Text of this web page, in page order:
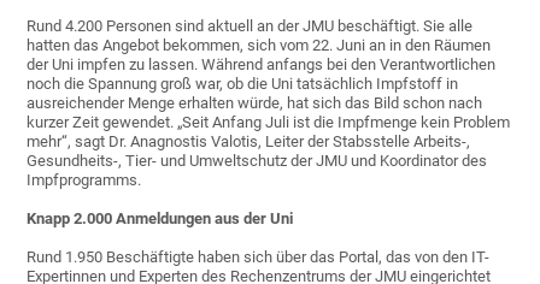
Rund 4.200 Personen sind aktuell an der JMU beschäftigt. Sie alle
hatten das Angebot bekommen, sich vom 22. Juni an in den Räumen
der Uni impfen zu lassen. Während anfangs bei den Verantwortlichen
noch die Spannung groß war, ob die Uni tatsächlich Impfstoff in
ausreichender Menge erhalten würde, hat sich das Bild schon nach
kurzer Zeit gewendet. „Seit Anfang Juli ist die Impfmenge kein Problem
mehr“, sagt Dr. Anagnostis Valotis, Leiter der Stabsstelle Arbeits-,
Gesundheits-, Tier- und Umweltschutz der JMU und Koordinator des
Impfprogramms.
Knapp 2.000 Anmeldungen aus der Uni
Rund 1.950 Beschäftigte haben sich über das Portal, das von den IT-
Expertinnen und Experten des Rechenzentrums der JMU eingerichtet